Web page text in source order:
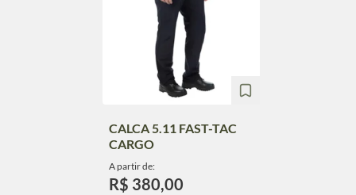
CALCA 5.11 FAST-TAC
CARGO
A partir de:
R$ 380,00